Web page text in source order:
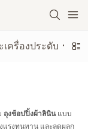
เครื่องประดับ
ถุงช้อปปิ้งผ้าลินินแบบ
แรงทนทาน และลดผลก